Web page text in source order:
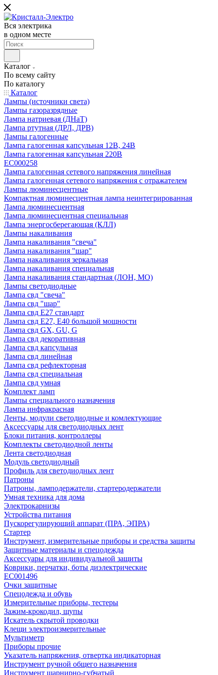
Вся электрика
в одном месте
Каталог
По всему сайту
По каталогу
Каталог
Лампы (источники света)
Лампы газоразрядные
Лампа натриевая (ДНаТ)
Лампа ртутная (ДРЛ, ДРВ)
Лампы галогенные
Лампа галогенная капсульная 12В, 24В
Лампа галогенная капсульная 220В
EC000258
Лампа галогенная сетевого напряжения линейная
Лампа галогенная сетевого напряжения с отражателем
Лампы люминесцентные
Компактная люминесцентная лампа неинтегрированная
Лампа люминесцентная
Лампа люминесцентная специальная
Лампа энергосберегающая (КЛЛ)
Лампы накаливания
Лампа накаливания "свеча"
Лампа накаливания "шар"
Лампа накаливания зеркальная
Лампа накаливания специальная
Лампа накаливания стандартная (ЛОН, МО)
Лампы светодиодные
Лампа свд "свеча"
Лампа свд "шар"
Лампа свд E27 стандарт
Лампа свд E27, Е40 большой мощности
Лампа свд GX, GU, G
Лампа свд декоративная
Лампа свд капсульная
Лампа свд линейная
Лампа свд рефлекторная
Лампа свд специальная
Лампа свд умная
Комплект ламп
Лампы специального назначения
Лампа инфракрасная
Ленты, модули светодиодные и комлектующие
Аксессуары для светодиодных лент
Блоки питания, контроллеры
Комплекты светодиодной ленты
Лента светодиодная
Модуль светодиодный
Профиль для светодиодных лент
Патроны
Патроны, ламподержатели, стартеродержатели
Умная техника для дома
Электрокарнизы
Устройства питания
Пускорегулирующий аппарат (ПРА, ЭПРА)
Стартер
Инструмент, измерительные приборы и средства защиты
Защитные материалы и спецодежда
Аксессуары для индивидуальной защиты
Коврики, перчатки, боты диэлектрические
EC001496
Очки защитные
Спецодежда и обувь
Измерительные приборы, тестеры
Зажим-крокодил, щупы
Искатель скрытой проводки
Клещи электроизмерительные
Мультиметр
Приборы прочие
Указатель напряжения, отвертка индикаторная
Инструмент ручной общего назначения
Инструмент шарнирно-губчатый